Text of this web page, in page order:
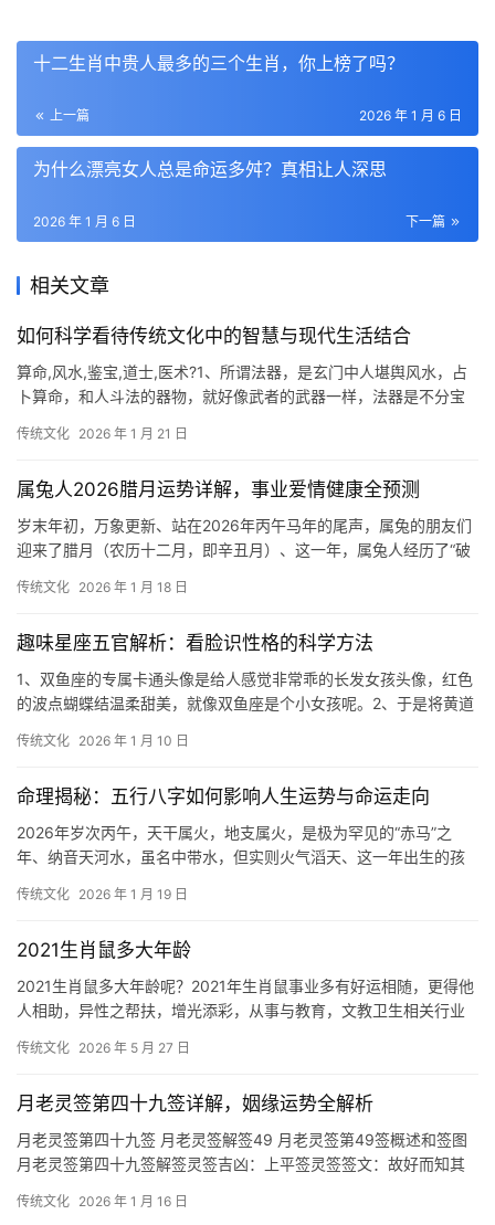
十二生肖中贵人最多的三个生肖，你上榜了吗？
上一篇 2026 年 1 月 6 日
为什么漂亮女人总是命运多舛？真相让人深思
下一篇
2026 年 1 月 6 日
相关文章
如何科学看待传统文化中的智慧与现代生活结合
算命,风水,鉴宝,道士,医术?1、所谓法器，是玄门中人堪舆风水，占
卜算命，和人斗法的器物，就好像武者的武器一样，法器是不分宝
传统文化 2026 年 1 月 21 日
属兔人2026腊月运势详解，事业爱情健康全预测
岁末年初，万象更新、站在2026年丙午马年的尾声，属兔的朋友们
迎来了腊月（农历十二月，即辛丑月）、这一年，属兔人经历了“破
传统文化 2026 年 1 月 18 日
趣味星座五官解析：看脸识性格的科学方法
1、双鱼座的专属卡通头像是给人感觉非常乖的长发女孩头像，红色
的波点蝴蝶结温柔甜美，就像双鱼座是个小女孩呢。2、于是将黄道
传统文化 2026 年 1 月 10 日
命理揭秘：五行八字如何影响人生运势与命运走向
2026年岁次丙午，天干属火，地支属火，是极为罕见的“赤马”之
年、纳音天河水，虽名中带水，但实则火气滔天、这一年出生的孩
传统文化 2026 年 1 月 19 日
2021生肖鼠多大年龄
2021生肖鼠多大年龄呢？2021年生肖鼠事业多有好运相随，更得他
人相助，异性之帮扶，增光添彩，从事与教育，文教卫生相关行业
传统文化 2026 年 5 月 27 日
月老灵签第四十九签详解，姻缘运势全解析
月老灵签第四十九签 月老灵签解签49 月老灵签第49签概述和签图
月老灵签第四十九签解签灵签吉凶：上平签灵签签文：故好而知其
传统文化 2026 年 1 月 16 日